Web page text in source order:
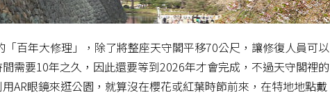
百年大修理」，除了將整座天守閣平移70公尺，讓修復人員可以
需要10年之久，因此還要等到2026年才會完成，不過天守閣裡的
AR眼鏡來逛公園，就算沒在櫻花或紅葉時節前來，在特地地點戴